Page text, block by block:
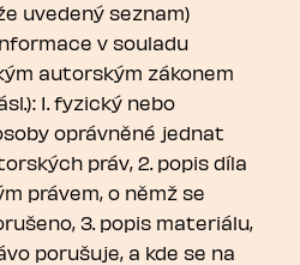
uvedený seznam)
v souladu
autorským zákonem
1. fyzický nebo
oprávněné jednat
práv, 2. popis díla
právem, o němž se
3. popis materiálu,
porušuje, a kde se na